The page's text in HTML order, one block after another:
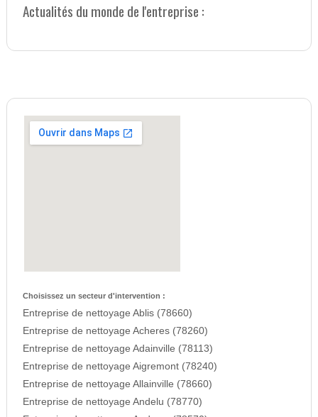
Actualités du monde de l'entreprise :
Choisissez un secteur d'intervention :
Entreprise de nettoyage Ablis (78660)
Entreprise de nettoyage Acheres (78260)
Entreprise de nettoyage Adainville (78113)
Entreprise de nettoyage Aigremont (78240)
Entreprise de nettoyage Allainville (78660)
Entreprise de nettoyage Andelu (78770)